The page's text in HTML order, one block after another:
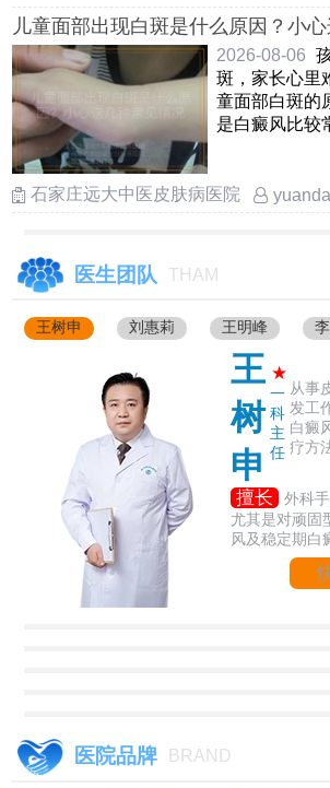
儿童面部出现白斑是什么原因？小
2026-08-06
斑，家长心里
童面部白斑的
是白癜风比较
石家庄远大中医皮肤病医院
医生团队 THAM
王树申 刘惠莉 王明峰
王
树
申
★
一
科
主
任
从事
发工
白癜
疗方
擅长
外科
尤其是对顽固
风及稳定期白
医院品牌 BRAND